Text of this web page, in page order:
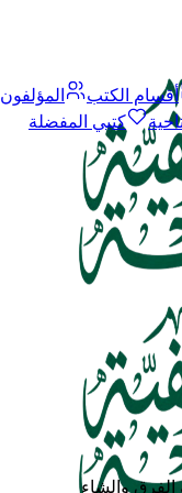
أقسام الكتب المؤلفون
كتبي المفضلة
الفرق والشاء